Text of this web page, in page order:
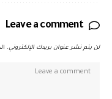
Leave a comment
لن يتم نشر عنوان بريدك الإلكتروني.